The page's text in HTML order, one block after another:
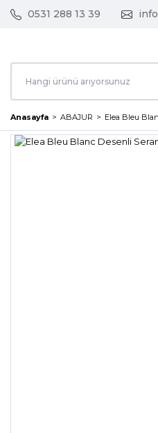
0531 288 13 39
Anasayfa ABAJUR Elea Bleu